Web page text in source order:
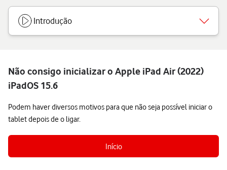
Introdução
Não consigo inicializar o Apple iPad Air (2022)
iPadOS 15.6
Podem haver diversos motivos para que não seja possível iniciar o
tablet depois de o ligar.
Início